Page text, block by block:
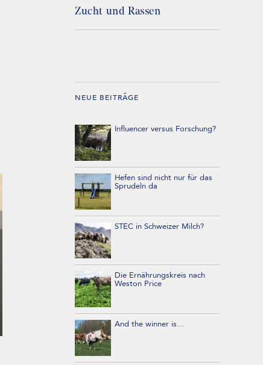
Zucht und Rassen
NEUE BEITRÄGE
Influencer versus Forschung?
Hefen sind nicht nur für das
Sprudeln da
STEC in Schweizer Milch?
Die Ernährungskreis nach
Weston Price
And the winner is…